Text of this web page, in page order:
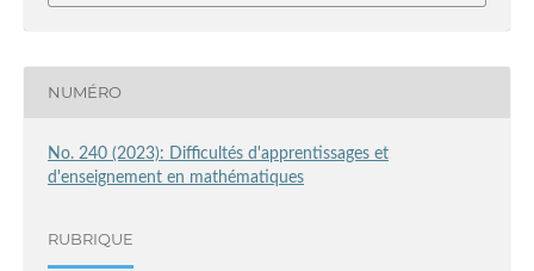
NUMÉRO
No. 240 (2023): Difficultés d'apprentissages et
d'enseignement en mathématiques
RUBRIQUE